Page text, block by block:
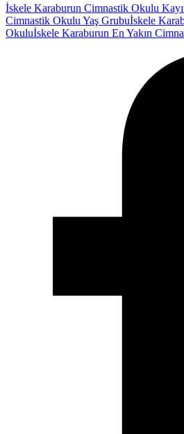
Etiketler:
İskele Karaburun Cimnastik Okulu
Cimnastik Okulu Yaş Grubuİskele
Okuluİskele Karaburun En Yakın